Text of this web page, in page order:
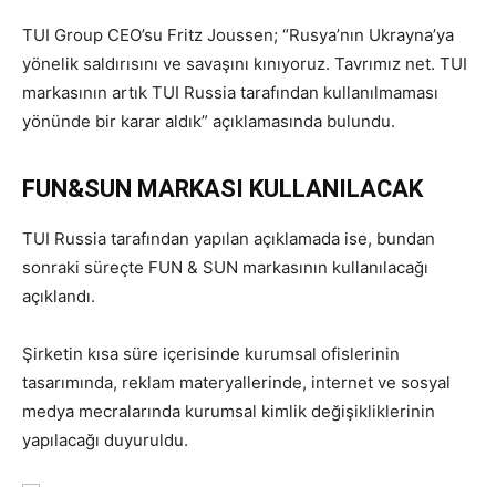
TUI Group CEO’su Fritz Joussen; “Rusya’nın Ukrayna’ya
yönelik saldırısını ve savaşını kınıyoruz. Tavrımız net. TUI
markasının artık TUI Russia tarafından kullanılmaması
yönünde bir karar aldık” açıklamasında bulundu.
FUN&SUN MARKASI KULLANILACAK
TUI Russia tarafından yapılan açıklamada ise, bundan
sonraki süreçte FUN & SUN markasının kullanılacağı
açıklandı.
Şirketin kısa süre içerisinde kurumsal ofislerinin
tasarımında, reklam materyallerinde, internet ve sosyal
medya mecralarında kurumsal kimlik değişikliklerinin
yapılacağı duyuruldu.